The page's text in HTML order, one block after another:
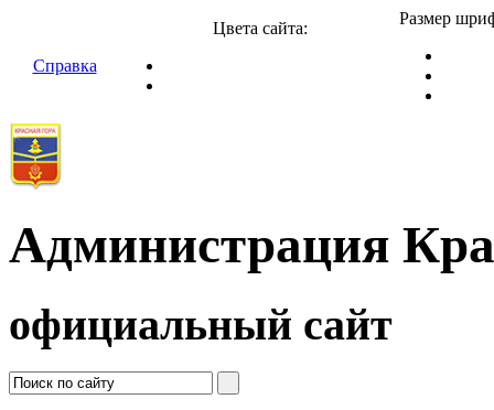
Справка
Цвета сайта:
Размер
Администрация
официальный сайт